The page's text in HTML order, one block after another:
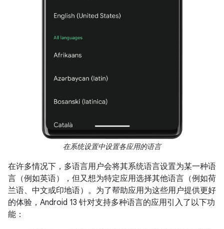
在系统设置中设置各应用的语言
在许多情况下，多语言用户会将其系统语言设置为某一种语
言（例如英语），但又想为特定应用选择其他语言（例如荷
兰语、中文或印地语）。为了帮助应用为这些用户提供更好
的体验，Android 13 针对支持多种语言的应用引入了以下功
能：